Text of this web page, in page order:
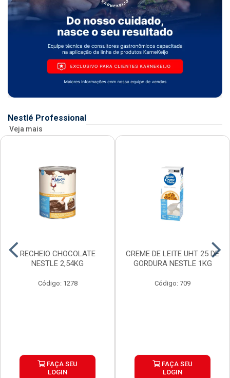
Nestlé Professional
Veja mais
RECHEIO CHOCOLATE
NESTLE 2,54KG
Código: 1278
FAÇA SEU
LOGIN
CREME DE LEITE UHT 25 DE
GORDURA NESTLE 1KG
Código: 709
FAÇA SEU
LOGIN